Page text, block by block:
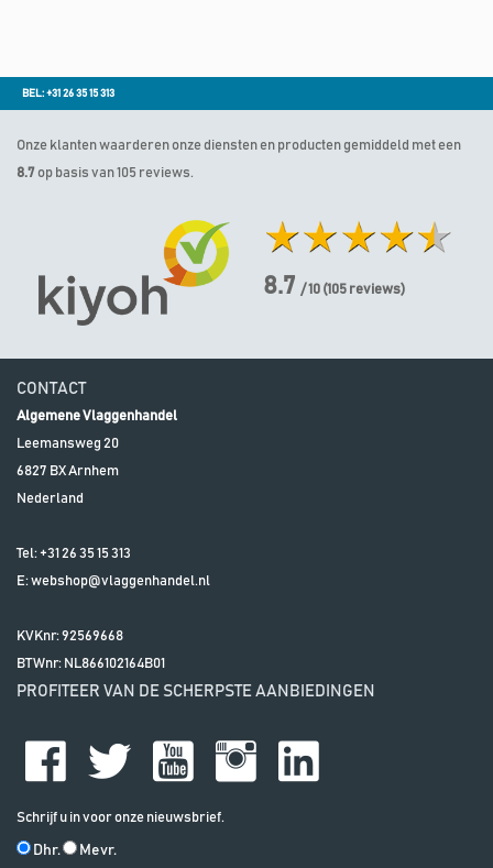
BEL: +31 26 35 15 313
Onze klanten waarderen onze diensten en producten gemiddeld met een
8.7 op basis van 105 reviews.
8.7 / 10 (105 reviews)
CONTACT
Algemene Vlaggenhandel
Leemansweg 20
6827 BXArnhem
Nederland
Tel: +31 26 35 15 313
E:webshop@vlaggenhandel.nl
KVKnr: 92569668
BTWnr: NL866102164B01
PROFITEER VAN DE SCHERPSTE AANBIEDINGEN
Schrijf u in voor onze nieuwsbrief.
Dhr. Mevr.